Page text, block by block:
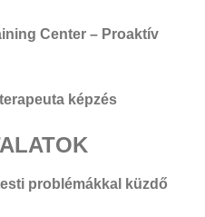
Center – Proaktív
képzés
problémákkal küzdő